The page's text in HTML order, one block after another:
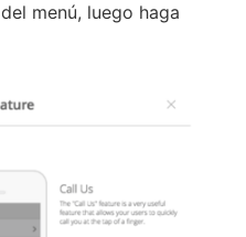
del menú, luego haga